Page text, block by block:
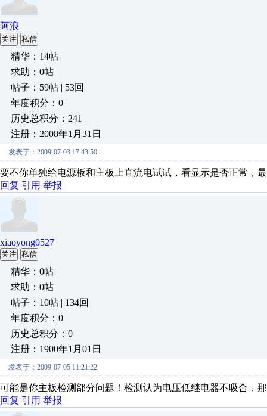
阿浪
关注 私信
精华：14帖
求助：0帖
帖子：59帖 | 53回
年度积分：0
历史总积分：241
注册：2008年1月31日
发表于：2009-07-03 17:43:50
要不你单独给电源板和主板上直流电试试，看显示是否正常，
回复 引用 举报
xiaoyong0527
关注 私信
精华：0帖
求助：0帖
帖子：10帖 | 134回
年度积分：0
历史总积分：0
注册：1900年1月01日
发表于：2009-07-05 11:21:22
可能是你主板检测部分问题！检测认为电压低继电器不吸合，
回复 引用 举报